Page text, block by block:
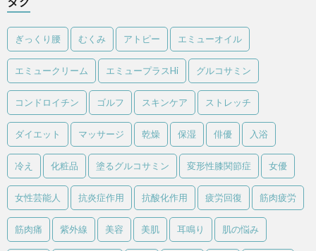
ぎっくり腰 むくみ アトピー エミューオイル
エミュークリーム エミュープラスHi グルコサミン
コンドロイチン ゴルフ スキンケア ストレッチ
ダイエット マッサージ 乾燥 保湿 俳優 入浴
冷え 化粧品 塗るグルコサミン 変形性膝関節症 女優
女性芸能人 抗炎症作用 抗酸化作用 疲労回復 筋肉疲労
筋肉痛 紫外線 美容 美肌 耳鳴り 肌の悩み